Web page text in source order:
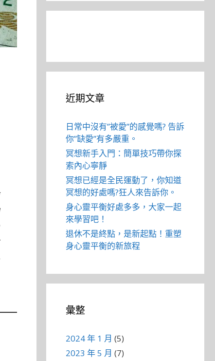
近期文章
日常中沒有”被愛”的感覺嗎? 告訴
你”缺愛”有多嚴重。
冥想新手入門：簡單技巧帶你探
索內心寧靜
冥想已經是全民運動了，你知道
冥想的好處嗎?狂人來告訴你。
身心靈平衡好處多多，大家一起
來學習吧！
退休不是終點，是新起點！重塑
身心靈平衡的新旅程
彙整
2024 年 1 月 (5)
2023 年 5 月 (7)